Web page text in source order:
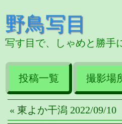
野鳥写目
写す目で、しゃめと勝手
投稿一覧 撮影場
« 東よか干潟 2022/09/10